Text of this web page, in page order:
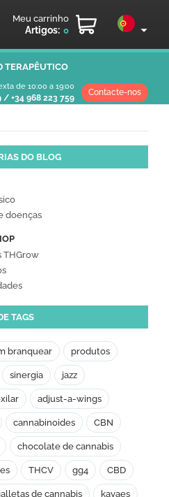
Meu carrinho
Artigos: 0
TERAPÊUTICO
de 10:00 a 19:00
/ +34 968 223 759
Contacte-nos
DO BLOG
doenças
THGrow
TAGS
branquear produtos
sinergia jazz
adjust-a-wings
cannabinoides CBN
chocolate de cannabis
THCV gg4 CBD
de cannabis kayaes